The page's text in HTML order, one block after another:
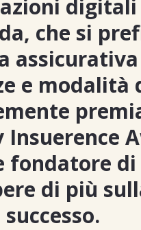
che si
e
Insuerence
fondatore
di più